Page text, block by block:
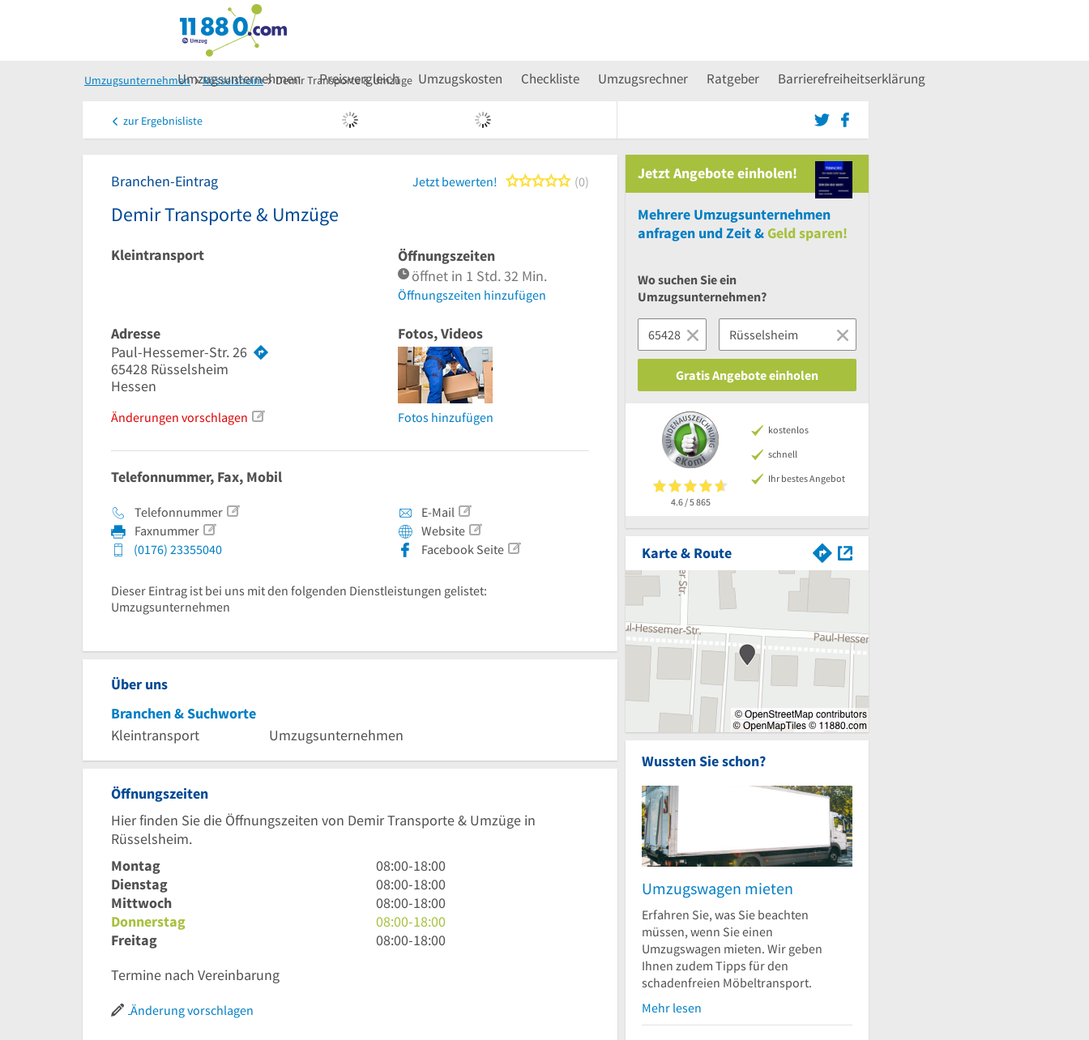
Umzugsunternehmen Preisvergleich Umzugskosten Checkliste Umzugsrechner Ratgeber Barrierefreiheitserklärung
Umzugsunternehmen Rüsselsheim Demir Transporte & Umzüge
zur Ergebnisliste
Branchen-Eintrag Jetzt bewerten! 0 von 5 Sternen
0
Demir Transporte & Umzüge
Kleintransport
Öffnungszeiten
öffnet in 1 Std. 32 Min.
Öffnungszeiten hinzufügen
Adresse
Paul-Hessemer-Str. 26
65428 Rüsselsheim
Hessen
Änderungen vorschlagen
Fotos, Videos
Fotos hinzufügen
Telefonnummer, Fax, Mobil
Telefonnummer
Faxnummer
(0176) 23355040
E-Mail
Website
Facebook Seite
Dieser Eintrag ist bei uns mit den folgenden Dienstleistungen gelistet:
Umzugsunternehmen
Über uns
Branchen & Suchworte
Kleintransport
Umzugsunternehmen
Öffnungszeiten
Hier finden Sie die Öffnungszeiten von Demir Transporte & Umzüge in
Rüsselsheim.
Montag
8
Uhr
bis
18
Uhr
08:00-18:00
Dienstag
8
Uhr
bis
18
08:00-18:00
Mittwoch
8
Uhr
bis
08:00-18:00
Donnerstag
8
Uhr
08:00-18:00
Freitag
8
08:00-18:00
Termine nach Vereinbarung
Änderung vorschlagen
Jetzt Angebote einholen!
Mehrere Umzugsunternehmen
anfragen und Zeit &Geld sparen!
Wo suchen Sie ein
Umzugsunternehmen?
Gratis Angebote einholen
4.6 / 5865
kostenlos
schnell
Ihr bestes Angebot
Karte & Route
Wussten Sie schon?
Umzugswagen mieten
Erfahren Sie, was Sie beachten
müssen, wenn Sie einen
Umzugswagen mieten. Wir geben
Ihnen zudem Tipps für den
schadenfreien Möbeltransport.
Mehr lesen